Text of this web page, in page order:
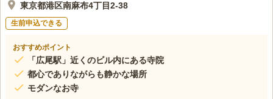
東京都港区南麻布4丁目2-38
生前申込できる
おすすめポイント
「広尾駅」近くのビル内にある寺院
都心でありながらも静かな場所
モダンなお寺